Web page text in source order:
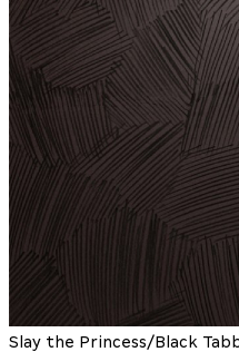
Slay the Princess/Black